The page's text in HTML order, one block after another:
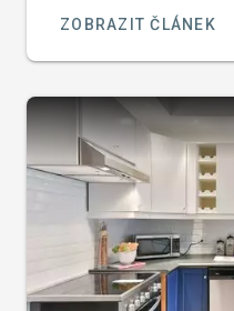
tedy jejich složení.
ZOBRAZIT ČLÁNEK